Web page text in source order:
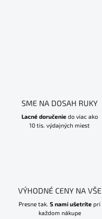
SME NA DOSAH RUKY
Lacné doručeniedo viac ako
10 tis. výdajných miest
VÝHODNÉ CENY NA VŠE
Presne tak. S nami ušetríte pri
každom nákupe